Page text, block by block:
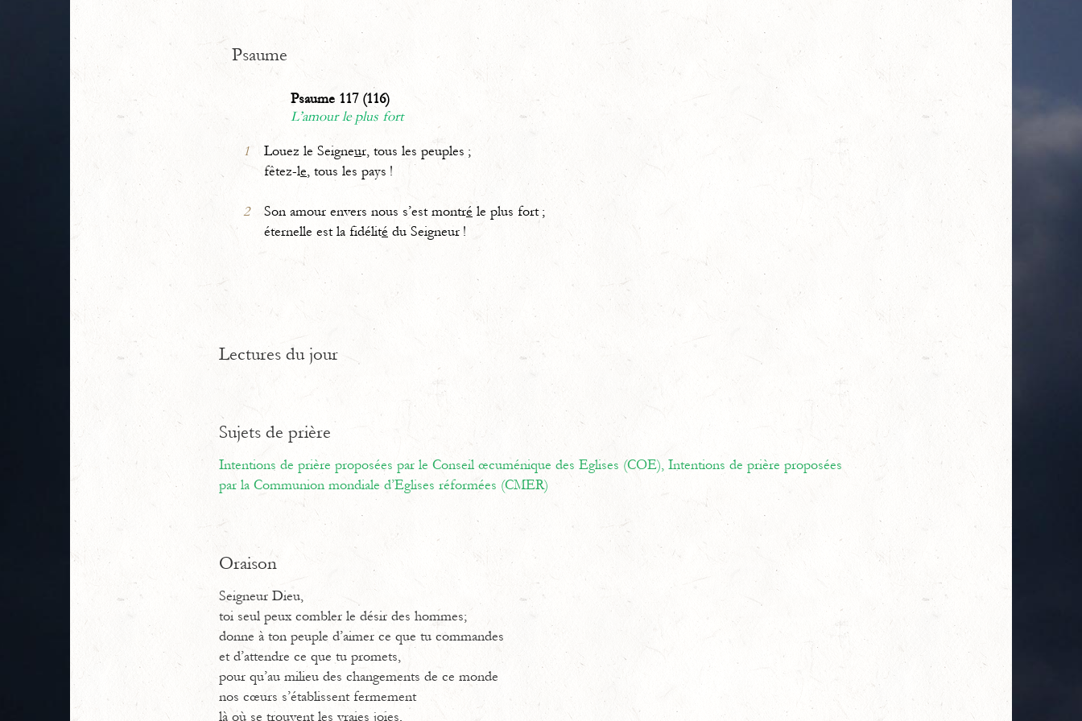
Psaume
Psaume 117 (116)
L’amour le plus fort
1 Louez le Seigneur, tous les peuples ;
fêtez-le, tous les pays !
2 Son amour envers nous s’est montré le plus fort ;
éternelle est la fidélité du Seigneur !
Lectures du jour
Sujets de prière
Intentions de prière proposées par le Conseil œcuménique des Eglises (COE), Intentions de prière proposées
par la Communion mondiale d’Eglises réformées (CMER)
Oraison
Seigneur Dieu,
toi seul peux combler le désir des hommes;
donne à ton peuple d’aimer ce que tu commandes
et d’attendre ce que tu promets,
pour qu’au milieu des changements de ce monde
nos cœurs s’établissent fermement
là où se trouvent les vraies joies,